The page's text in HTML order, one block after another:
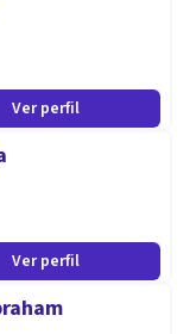
Ver perfil
Ver perfil